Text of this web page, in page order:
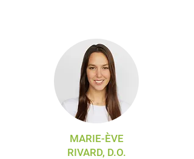
MARIE-ÈVE
RIVARD, D.O.